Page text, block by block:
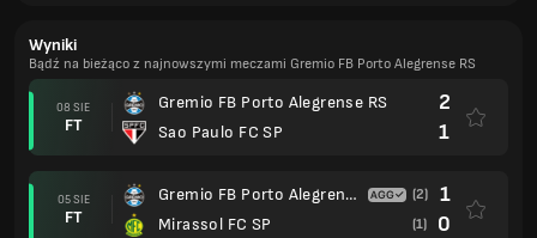
Wyniki
Bądź na bieżąco z najnowszymi meczami Gremio FB Porto Alegrense RS
08 SIE
FT
Gremio FB Porto Alegrense RS
Sao Paulo FC SP
2
1
05 SIE
FT
Gremio FB Porto Alegrense RS
Mirassol FC SP
(2) 1
(1) 0